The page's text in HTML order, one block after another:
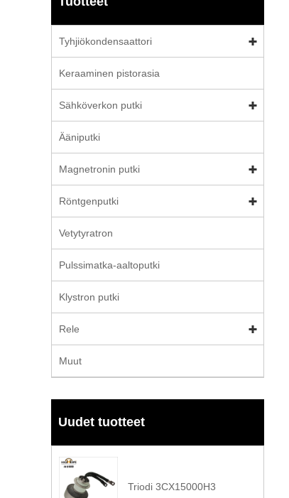
Tyhjiökondensaattori
Keraaminen pistorasia
Sähköverkon putki
Ääniputki
Magnetronin putki
Röntgenputki
Vetytyratron
Pulssimatka-aaltoputki
Klystron putki
Rele
Muut
Uudet tuotteet
Triodi 3CX15000H3